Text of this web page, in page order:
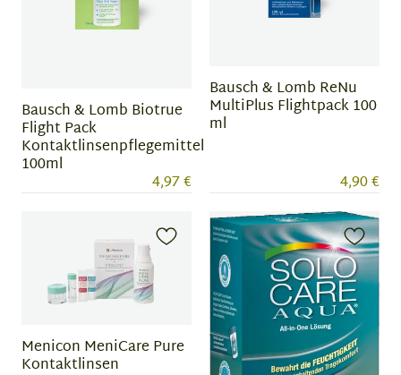
Bausch & Lomb Biotrue
Flight Pack
Kontaktlinsenpflegemittel
100ml
4,97 €
Bausch & Lomb ReNu
MultiPlus Flightpack 100
ml
4,90 €
Menicon MeniCare Pure
Kontaktlinsen